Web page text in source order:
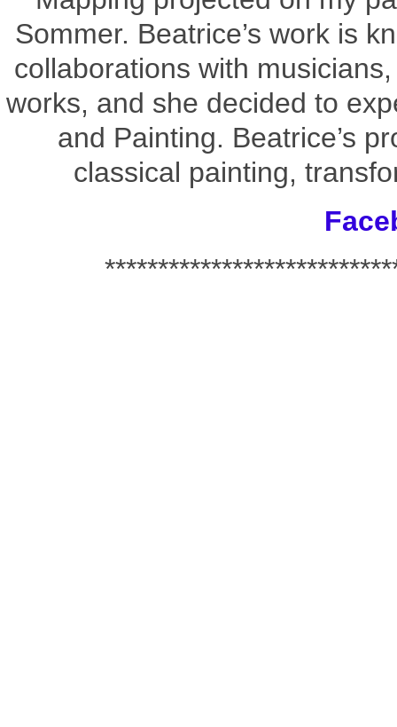
Sommer. Beatrice’s work is
collaborations with
works, and she decided to
and Painting. Beatrice’s
classical painting,
**************************